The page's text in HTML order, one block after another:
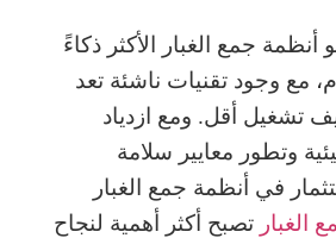
جمع الغبار الأكثر ذكاءً
مع وجود تقنيات ناشئة تعد
تشغيل أقل. ومع ازدياد
وتطور معايير سلامة
في أنظمة جمع الغبار
الغبار تصبح أكثر أهمية لنجاح